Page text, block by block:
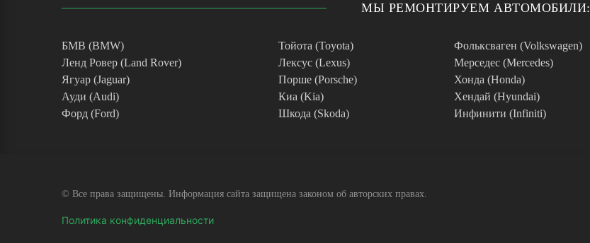
МЫ РЕМОНТИРУЕМ АВТОМОБИЛИ:
БМВ (BMW)
Ленд Ровер (Land Rover)
Ягуар (Jaguar)
Ауди (Audi)
Форд (Ford)
Тойота (Toyota)
Лексус (Lexus)
Порше (Porsche)
Киа (Kia)
Шкода (Skoda)
Фольксваген (Volkswagen)
Мерседес (Mercedes)
Хонда (Honda)
Хендай (Hyundai)
Инфинити (Infiniti)
© Все права защищены. Информация сайта защищена законом об авторских правах.
Политика конфиденциальности